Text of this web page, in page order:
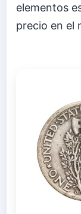
elementos
precio en el